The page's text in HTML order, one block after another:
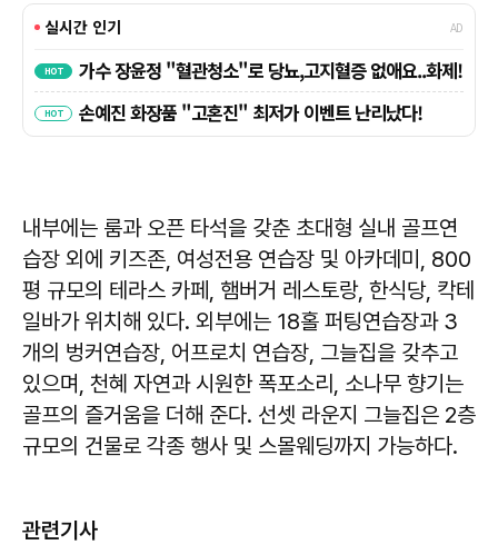
내부에는 룸과 오픈 타석을 갖춘 초대형 실내 골프연
습장 외에 키즈존, 여성전용 연습장 및 아카데미, 800
평 규모의 테라스 카페, 햄버거 레스토랑, 한식당, 칵테
일바가 위치해 있다. 외부에는 18홀 퍼팅연습장과 3
개의 벙커연습장, 어프로치 연습장, 그늘집을 갖추고
있으며, 천혜 자연과 시원한 폭포소리, 소나무 향기는
골프의 즐거움을 더해 준다. 선셋 라운지 그늘집은 2층
규모의 건물로 각종 행사 및 스몰웨딩까지 가능하다.
관련기사